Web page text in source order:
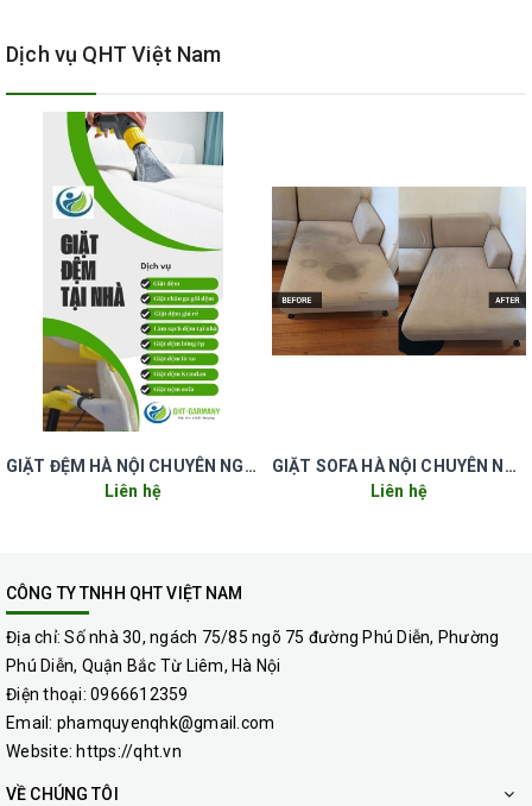
Phun dung dịch giặt chuyên dụng: Sử dụng hóa chất
thân thiện môi trường, không gây kích ứng.
Chà máy công nghiệp: Loại bỏ hoàn toàn vết ố, mồ hôi,
cà phê, dầu mỡ.
Hút nước bẩn & sấy khô: Dùng máy hút công suất lớn
giúp ghế khô nhanh, không ẩm mốc.
thơm sạch, an toàn khi sử dụng.
Ưu Điểm Khi Chọn Dịch Vụ Giăt Ghế văn phòng Ở Phường
Láng
Dịch vụ QHT Việt Nam
GIẶT ĐỆM HÀ NỘI CHUYÊN NGHIỆP UY TÍN GIÁ RẺ
Liên hệ
GIẶT SOFA HÀ NỘI CHUYÊN NGHIỆP UY TÍN GIÁ RẺ
Liên hệ
CÔNG TY TNHH QHT VIỆT NAM
Địa chỉ: Số nhà 30, ngách 75/85 ngõ 75 đường Phú Diễn, Phường
Phú Diễn, Quận Bắc Từ Liêm, Hà Nội
Điện thoại: 0966612359
Email: phamquyenqhk@gmail.com
Website: https://qht.vn
VỀ CHÚNG TÔI